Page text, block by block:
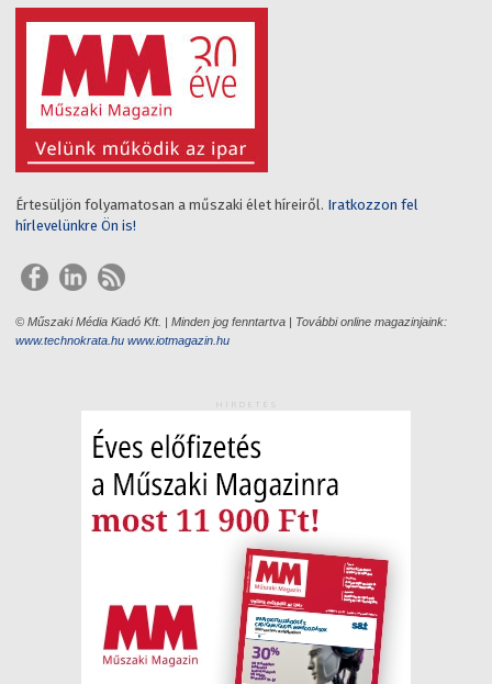
Értesüljön folyamatosan a műszaki élet híreiről. Iratkozzon fel
hírlevelünkre Ön is!
© Műszaki Média Kiadó Kft. | Minden jog fenntartva | További online magazinjaink:
www.technokrata.hu www.iotmagazin.hu
HIRDETÉS